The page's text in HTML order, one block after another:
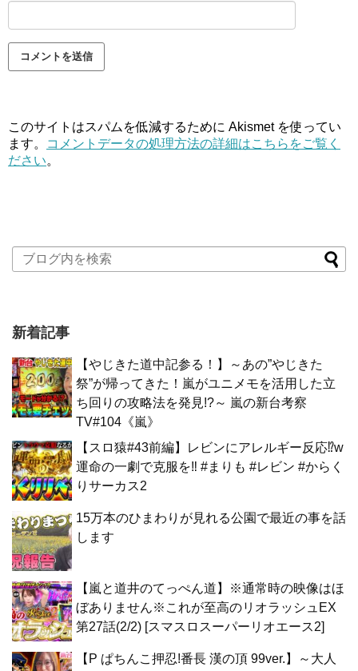
このサイトはスパムを低減するために Akismet を使ってい
ます。
コメントデータの処理方法の詳細はこちらをご覧く
ださい。
新着記事
【やじきた道中記参る！】～あの”やじきた
祭”が帰ってきた！嵐がユニメモを活用した立
ち回りの攻略法を発見!?～ 嵐の新台考察
TV#104《嵐》
【スロ猿#43前編】レビンにアレルギー反応⁉w
運命の一劇で克服を‼ #まりも #レビン #からく
りサーカス2
15万本のひまわりが見れる公園で最近の事を話
します
【嵐と道井のてっぺん道】※通常時の映像はほ
ぼありません※これが至高のリオラッシュEX
第27話(2/2) [スマスロスーパーリオエース2]
【P ぱちんこ押忍!番長 漢の頂 99ver.】～大人